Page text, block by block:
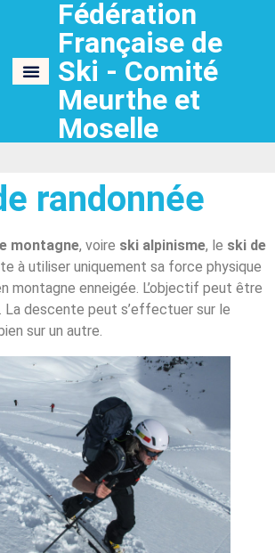
Fédération
Française de
Ski - Comité
Meurthe et
Moselle
randonnée
randonnée
montagne, voire ski alpinisme, le ski de
à utiliser uniquement sa force physique
montagne enneigée. L’objectif peut être
La descente peut s’effectuer sur le
sur un autre.